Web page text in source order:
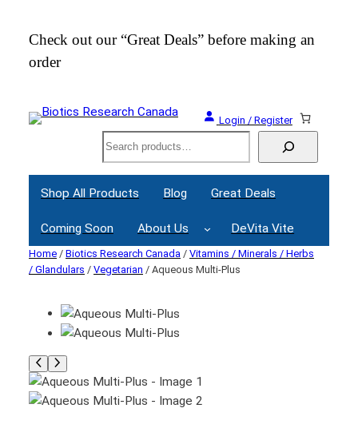
Check out our “Great Deals” before making an
order
Login / Register
Search
Shop All Products Blog Great Deals
Coming Soon About Us DeVita Vite
Home / Biotics Research Canada / Vitamins / Minerals / Herbs
/ Glandulars / Vegetarian / Aqueous Multi-Plus